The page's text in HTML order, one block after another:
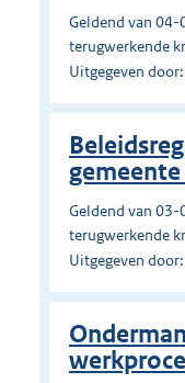
Geldend van
terugwerkende
Uitgegeven
Geldend van
terugwerkende
Uitgegeven